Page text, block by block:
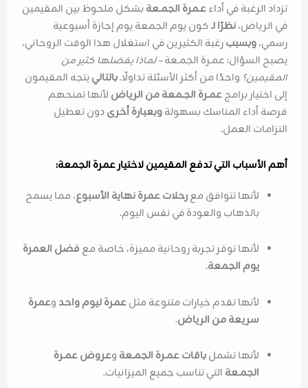
تزداد الرغبة في أداءعـمرة الجمـعة بشكل ملحوظ بين المقيمين
في الرياض،نظرًا لـكون يوم الجمعة يوم إجازة أسبوعية
رسمي،وبسببرغبة الكثيرين في استغلال هذا الوقت الروحاني،
يصبح السؤال: عمـرة الجمـعة– لماذا يفضلها كثير من
المقيمين؟ واحدًا من أكثر الأسئلة تداولًا.بالتالييتجه المقيمون
إلى اختيار برامجعمـرة الجـمعة من الرياض لأنها تمنحهم
فرصة أداء المناسك بسهولةوبعبارة أخرىدون تعطيل
التزامات العمل.
أهم الأسباب التي تدفع المقيمين لاختيار عمرة الجمعة:
لأنها تتوافق معرحلات عمرة نهاية الأسبوع، مما يسمح
بالذهاب والعودة في نفس اليوم.
لأنها توفر تجربة روحانية مميزة، خاصة مع فضل العمرة
يوم الجمعة.
لأنها تقدم خيارات متنوعة مثلعمرة ليوم واحد وعمرة
سريعة من الرياض.
لأنها تشملباقات عمـرة الجمـعة وعروض عمـرة
الجمـعة التي تناسب جميع الميزانيات.